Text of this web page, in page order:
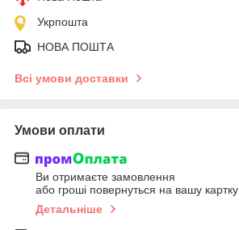
Укрпошта
НОВА ПОШТА
Всі умови доставки
Умови оплати
Ви отримаєте замовлення
або гроші повернуться на вашу картку
Детальніше